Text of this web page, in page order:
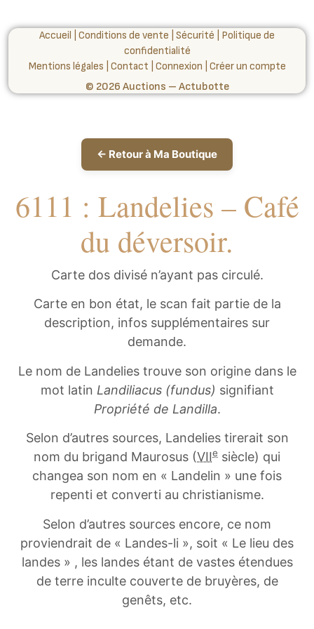
Accueil Conditions de vente Sécurité
Politique de
confidentialité
Mentions légales Contact Connexion Créer un compte
© 2026 Auctions – Actubotte
← Retour à Ma Boutique
6111 : Landelies – Café
du déversoir.
Carte dos divisé n’ayant pas circulé.
Carte en bon état, le scan fait partie de la
description, infos supplémentaires sur
demande.
Le nom de Landelies trouve son origine dans le
mot latin Landiliacus (fundus) signifiant
Propriété de Landilla.
Selon d’autres sources, Landelies tirerait son
nom du brigand Maurosus (VIIe siècle) qui
changea son nom en « Landelin » une fois
repenti et converti au christianisme.
Selon d’autres sources encore, ce nom
proviendrait de « Landes-li », soit « Le lieu des
landes » , les landes étant de vastes étendues
de terre inculte couverte de bruyères, de
genêts, etc.